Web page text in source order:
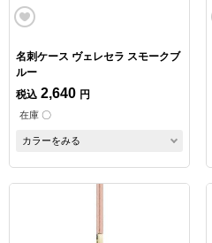
名刺ケース ヴェレセラ スモークブ
ルー
税込 2,640 円
在庫 〇
カラーをみる